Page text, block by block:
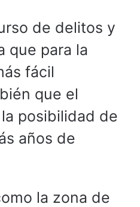
de delitos y
que para la
fácil
que el
posibilidad de
años de
la zona de